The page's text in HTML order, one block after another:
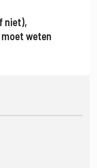
niet),
weten